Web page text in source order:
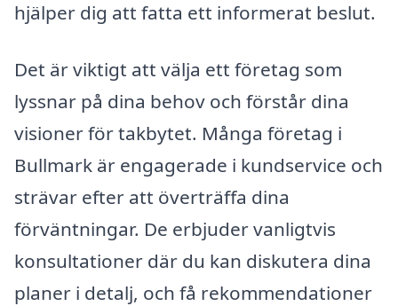
hjälper dig att fatta ett informerat beslut.
Det är viktigt att välja ett företag som
lyssnar på dina behov och förstår dina
visioner för takbytet. Många företag i
Bullmark är engagerade i kundservice och
strävar efter att överträffa dina
förväntningar. De erbjuder vanligtvis
konsultationer där du kan diskutera dina
planer i detalj, och få rekommendationer